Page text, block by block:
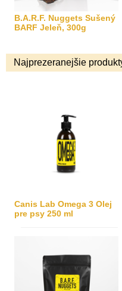
B.A.R.F. Nuggets Sušený
BARF Jeleň, 300g
Najprezeranejšie
Canis Lab Omega 3 Olej
pre psy 250 ml